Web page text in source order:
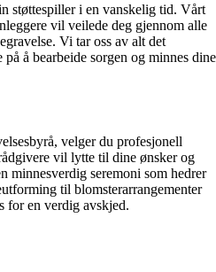
støttespiller i en vanskelig tid. Vårt
vil veilede deg gjennom alle
Vi tar oss av alt det
å bearbeide sorgen og minnes dine
velger du profesjonell
vil lytte til dine ønsker og
minnesverdig seremoni som hedrer
til blomsterarrangementer
for en verdig avskjed.